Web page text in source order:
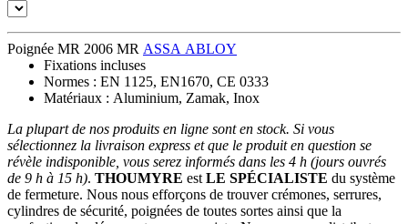
Poignée MR 2006 MR ASSA ABLOY
Fixations incluses
Normes : EN 1125, EN1670, CE 0333
Matériaux : Aluminium, Zamak, Inox
La plupart de nos produits en ligne sont en stock. Si vous
sélectionnez la livraison express et que le produit en question se
révèle indisponible, vous serez informés dans les 4 h (jours ouvrés
de 9 h à 15 h). THOUMYRE est LE SPÉCIALISTE du système
de fermeture. Nous nous efforçons de trouver crémones, serrures,
cylindres de sécurité, poignées de toutes sortes ainsi que la